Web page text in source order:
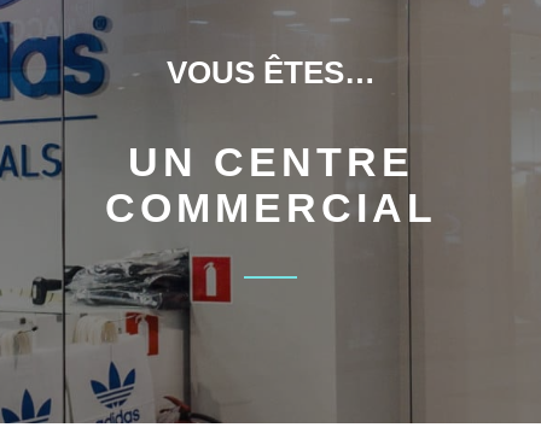
VOUS ÊTES…
UN CENTRE
COMMERCIAL